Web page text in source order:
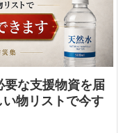
要な支援物資を届
物リストで今す